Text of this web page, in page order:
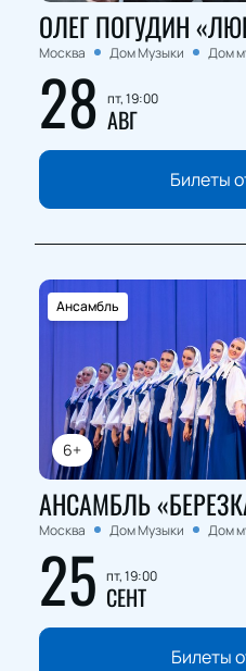
ОЛЕГ ПОГУДИН
Москва Дом Музыки Дом
28 пт, 19:00
АВГ
Билеты
6+
Ансамбль
АНСАМБЛЬ
Москва Дом Музыки Дом
25 пт, 19:00
СЕНТ
Билеты